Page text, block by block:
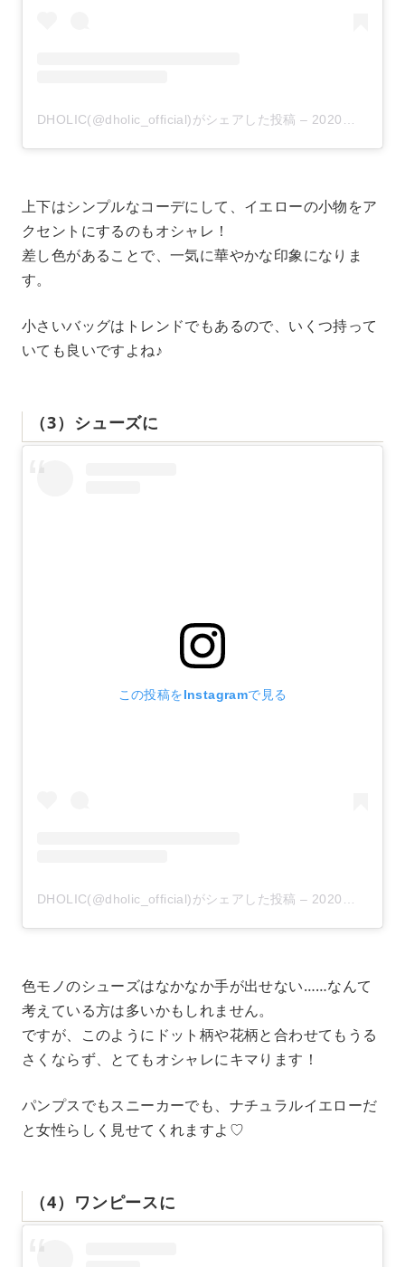
DHOLIC(@dholic_official)がシェアした投稿 – 2020年 3月月24日午前1時55分PDT
上下はシンプルなコーデにして、イエローの小物をア
クセントにするのもオシャレ！
差し色があることで、一気に華やかな印象になりま
す。
小さいバッグはトレンドでもあるので、いくつ持って
いても良いですよね♪
（3）シューズに
この投稿をInstagramで見る
DHOLIC(@dholic_official)がシェアした投稿 – 2020年 3月月6日午後6時40分PST
色モノのシューズはなかなか手が出せない……なんて
考えている方は多いかもしれません。
ですが、このようにドット柄や花柄と合わせてもうる
さくならず、とてもオシャレにキマります！
パンプスでもスニーカーでも、ナチュラルイエローだ
と女性らしく見せてくれますよ♡
（4）ワンピースに